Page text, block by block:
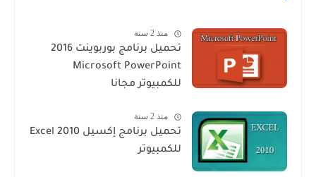
منذ 2 سنة
تحميل برنامج بوربوينت 2016
Microsoft PowerPoint
للكمبيوتر مجانا
منذ 2 سنة
تحميل برنامج إكسيل Excel 2010
للكمبيوتر